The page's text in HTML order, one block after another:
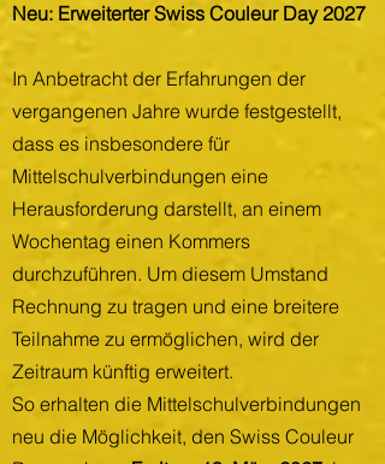
Neu: Erweiterter Swiss Couleur Day 2027
In Anbetracht der Erfahrungen der
vergangenen Jahre wurde festgestellt,
dass es insbesondere für
Mittelschulverbindungen eine
Herausforderung darstellt, an einem
Wochentag einen Kommers
durchzuführen. Um diesem Umstand
Rechnung zu tragen und eine breitere
Teilnahme zu ermöglichen, wird der
Zeitraum künftig erweitert.
So erhalten die Mittelschulverbindungen
neu die Möglichkeit, den Swiss Couleur